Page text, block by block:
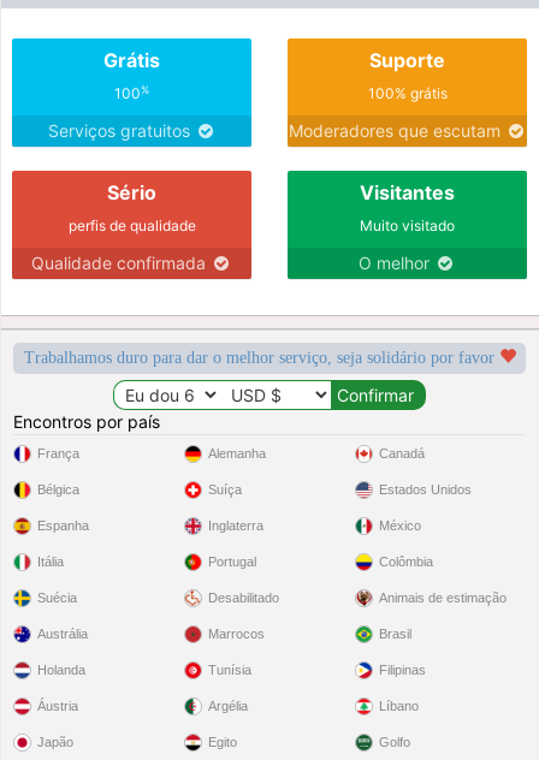
Grátis
100%
Serviços gratuitos
Suporte
100% grátis
Moderadores que escutam
Sério
perfis de qualidade
Qualidade confirmada
Visitantes
Muito visitado
O melhor
Trabalhamos duro para dar o melhor serviço, seja solidário por favor
Encontros por país
França
Bélgica
Espanha
Itália
Suécia
Alemanha
Suíça
Inglaterra
Portugal
Desabilitado
Canadá
Estados Unidos
México
Colômbia
Animais de estimação
Austrália
Holanda
Áustria
Japão
Marrocos
Tunísia
Argélia
Egito
Brasil
Filipinas
Líbano
Golfo